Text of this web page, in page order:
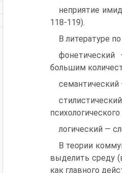
неприятие
118-119).
В литературе
фонетический
большим
семантический
логический —
В теории
выделить среду
как главного